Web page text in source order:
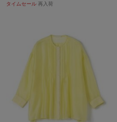
タイムセール 再入荷